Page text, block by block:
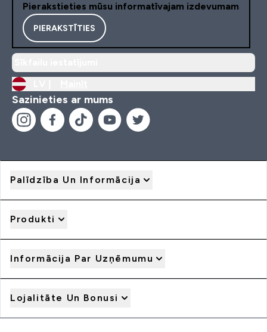
Pierakstieties mūsu informatīvajam izdevumam
PIERAKSTĪTIES
Sazinieties ar mums
Palīdzība Un Informācija
Produkti
Informācija Par Uzņēmumu
Lojalitāte Un Bonusi